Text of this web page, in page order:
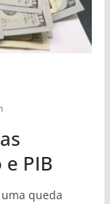
PIB
queda